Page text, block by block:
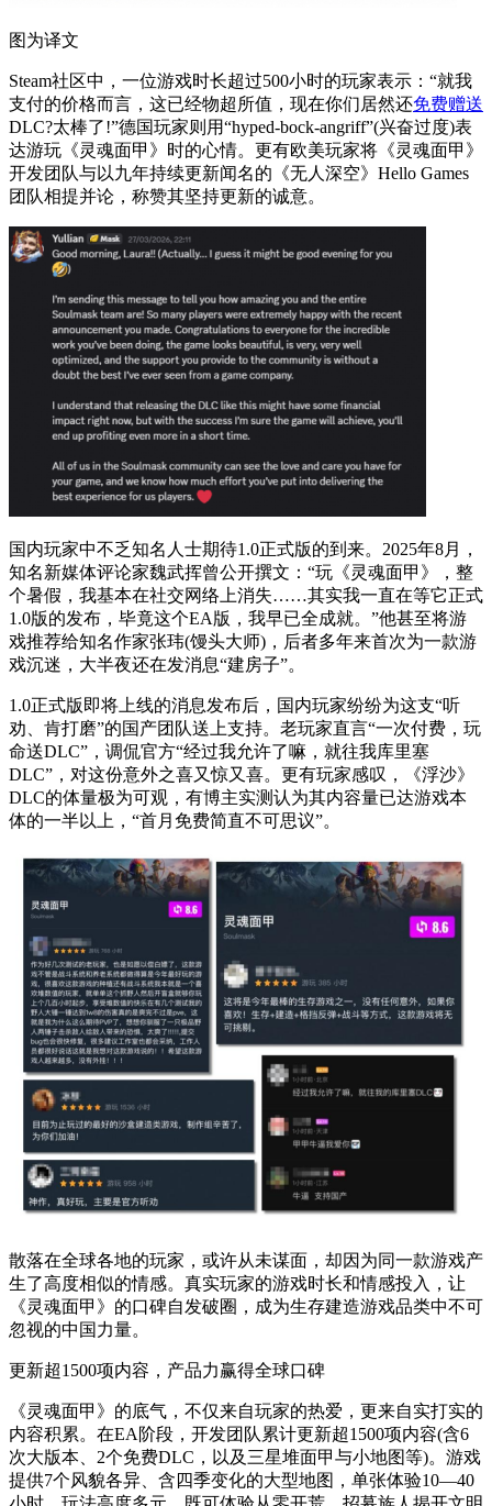
图为译文
Steam社区中，一位游戏时长超过500小时的玩家表示：“就我
支付的价格而言，这已经物超所值，现在你们居然还免费赠送
DLC?太棒了!”德国玩家则用“hyped-bock-angriff”(兴奋过度)表
达游玩《灵魂面甲》时的心情。更有欧美玩家将《灵魂面甲》
开发团队与以九年持续更新闻名的《无人深空》Hello Games
团队相提并论，称赞其坚持更新的诚意。
国内玩家中不乏知名人士期待1.0正式版的到来。2025年8月，
知名新媒体评论家魏武挥曾公开撰文：“玩《灵魂面甲》，整
个暑假，我基本在社交网络上消失……其实我一直在等它正式
1.0版的发布，毕竟这个EA版，我早已全成就。”他甚至将游
戏推荐给知名作家张玮(馒头大师)，后者多年来首次为一款游
戏沉迷，大半夜还在发消息“建房子”。
1.0正式版即将上线的消息发布后，国内玩家纷纷为这支“听
劝、肯打磨”的国产团队送上支持。老玩家直言“一次付费，玩
命送DLC”，调侃官方“经过我允许了嘛，就往我库里塞
DLC”，对这份意外之喜又惊又喜。更有玩家感叹，《浮沙》
DLC的体量极为可观，有博主实测认为其内容量已达游戏本
体的一半以上，“首月免费简直不可思议”。
散落在全球各地的玩家，或许从未谋面，却因为同一款游戏产
生了高度相似的情感。真实玩家的游戏时长和情感投入，让
《灵魂面甲》的口碑自发破圈，成为生存建造游戏品类中不可
忽视的中国力量。
更新超1500项内容，产品力赢得全球口碑
《灵魂面甲》的底气，不仅来自玩家的热爱，更来自实打实的
内容积累。在EA阶段，开发团队累计更新超1500项内容(含6
次大版本、2个免费DLC，以及三星堆面甲与小地图等)。游戏
提供7个风貌各异、含四季变化的大型地图，单张体验10—40